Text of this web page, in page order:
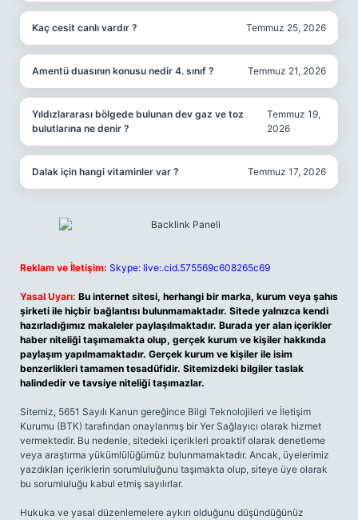
Kaç cesit canlı vardır ? Temmuz 25, 2026
Amentü duasının konusu nedir 4. sınıf ? Temmuz 21, 2026
Yıldızlararası bölgede bulunan dev gaz ve toz
bulutlarına ne denir ?
Temmuz 19,
2026
Dalak için hangi vitaminler var ? Temmuz 17, 2026
Reklam ve İletişim: Skype: live:.cid.575569c608265c69
Yasal Uyarı: Bu internet sitesi, herhangi bir marka, kurum veya şahıs
şirketi ile hiçbir bağlantısı bulunmamaktadır. Sitede yalnızca kendi
hazırladığımız makaleler paylaşılmaktadır. Burada yer alan içerikler
haber niteliği taşımamakta olup, gerçek kurum ve kişiler hakkında
paylaşım yapılmamaktadır. Gerçek kurum ve kişiler ile isim
benzerlikleri tamamen tesadüfidir. Sitemizdeki bilgiler taslak
halindedir ve tavsiye niteliği taşımazlar.
Sitemiz, 5651 Sayılı Kanun gereğince Bilgi Teknolojileri ve İletişim
Kurumu (BTK) tarafından onaylanmış bir Yer Sağlayıcı olarak hizmet
vermektedir. Bu nedenle, sitedeki içerikleri proaktif olarak denetleme
veya araştırma yükümlülüğümüz bulunmamaktadır. Ancak, üyelerimiz
yazdıkları içeriklerin sorumluluğunu taşımakta olup, siteye üye olarak
bu sorumluluğu kabul etmiş sayılırlar.
Hukuka ve yasal düzenlemelere aykırı olduğunu düşündüğünüz